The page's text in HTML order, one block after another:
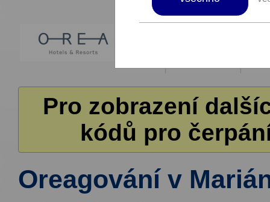
Pro zobrazení
kódů pro
Oreagování v